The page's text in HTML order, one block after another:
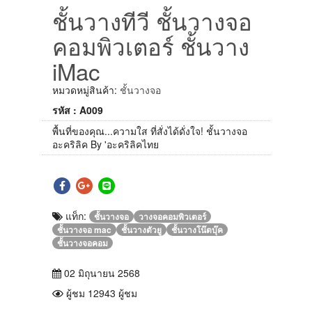
ชั้นวางทีวี ชั้นวางจอ
คอมพิวเตอร์ ชั้นวาง
iMac
หมวดหมู่สินค้า: ชั้นวางจอ
รหัส : A009
พื้นที่ของคุณ...ความใส ที่สั่งได้ดั่งใจ! ชั้นวางจอ
อะคริลิค By 'อะคริลิคไทย
แท็ก: ชั้นวางจอ
วางจอคอมพิวเตอร์
ชั้นวางจอ mac
ชั้นวางตัวยู
ชั้นวางโน๊ตบุ๊ค
ชั้นวางจอคอม
02 มิถุนายน 2568
ผู้ชม 12943 ผู้ชม